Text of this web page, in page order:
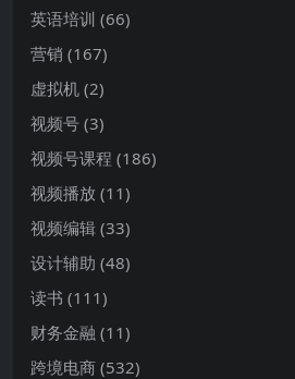
英语培训 (66)
营销 (167)
虚拟机 (2)
视频号 (3)
视频号课程 (186)
视频播放 (11)
视频编辑 (33)
设计辅助 (48)
读书 (111)
财务金融 (11)
跨境电商 (532)